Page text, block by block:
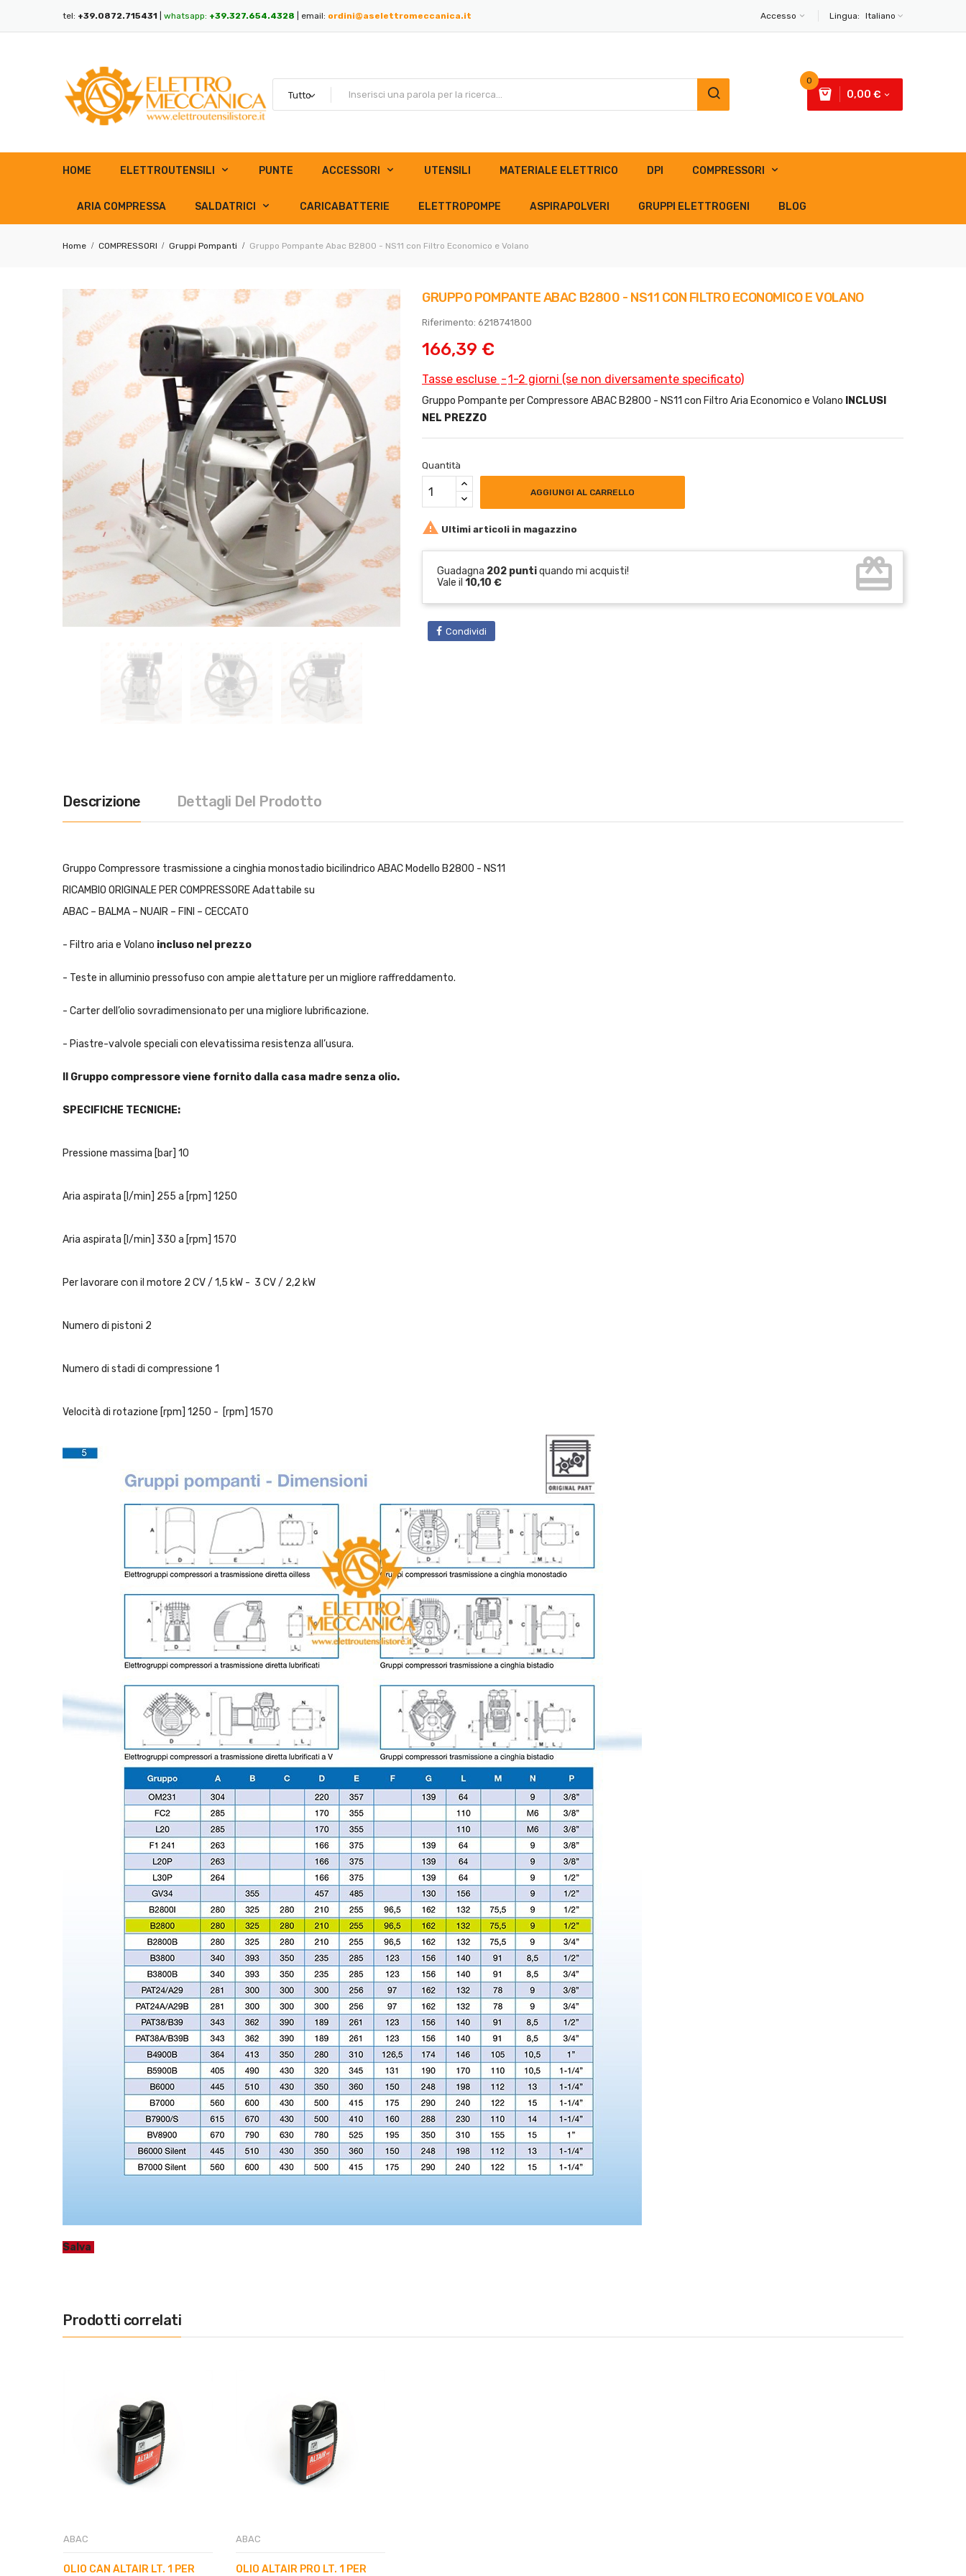
Lingua: Italiano
tel: +39.0872.715431 whatsapp: +39.327.654.4328 | email: ordini@aselettromeccanica.it Accesso
0
0,00 €
HOME ELETTROUTENSILI PUNTE ACCESSORI UTENSILI MATERIALE ELETTRICO DPI COMPRESSORI
ARIA COMPRESSA SALDATRICI CARICABATTERIE ELETTROPOMPE ASPIRAPOLVERI GRUPPI ELETTROGENI BLOG
Home COMPRESSORI Gruppi Pompanti Gruppo Pompante Abac B2800 - NS11 con Filtro Economico e Volano
GRUPPO POMPANTE ABAC B2800 - NS11 CON FILTRO ECONOMICO E VOLANO
Riferimento: 6218741800
166,39 €
Tasse escluse 1-2 giorni (se non diversamente specificato)
Gruppo Pompante per Compressore ABAC B2800 - NS11 con Filtro Aria Economico e Volano
INCLUSI
NEL PREZZO
Quantità
AGGIUNGI AL CARRELLO
 Ultimi articoli in magazzino
Guadagna 202 puntiquando mi acquisti!
Vale il 10,10 € card_giftcard
Condividi
Descrizione Dettagli Del Prodotto
Gruppo Compressore trasmissione a cinghia monostadio bicilindrico ABAC Modello B2800 - NS11
RICAMBIO ORIGINALE PER COMPRESSORE Adattabile su
ABAC – BALMA – NUAIR – FINI – CECCATO
- Filtro aria e Volano incluso nel prezzo
- Teste in alluminio pressofuso con ampie alettature per un migliore raffreddamento.
- Carter dell’olio sovradimensionato per una migliore lubrificazione.
- Piastre-valvole speciali con elevatissima resistenza all’usura.
Il Gruppo compressore viene fornito dalla casa madre senza olio.
SPECIFICHE TECNICHE:
Pressione massima [bar] 10
Aria aspirata [l/min] 255 a [rpm] 1250
Aria aspirata [l/min] 330 a [rpm] 1570
Per lavorare con il motore 2 CV / 1,5 kW - 3 CV / 2,2 kW
Numero di pistoni 2
Numero di stadi di compressione 1
Velocità di rotazione [rpm] 1250 - [rpm] 1570
Salva
Prodotti correlati
ABAC
OLIO CAN ALTAIR LT. 1 PER
ABAC
OLIO ALTAIR PRO LT. 1 PER